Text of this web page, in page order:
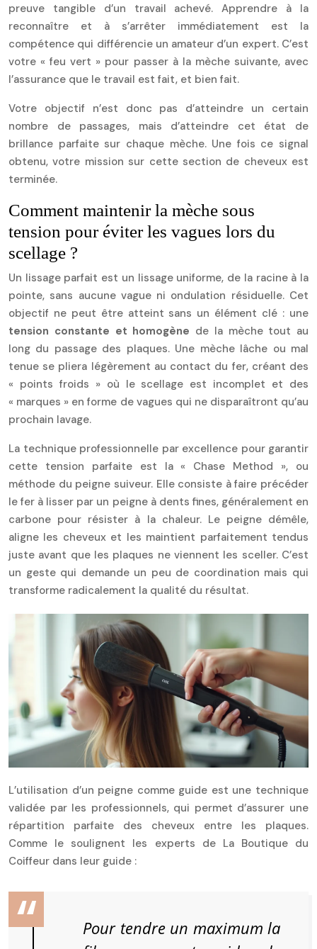
preuve tangible d’un travail achevé. Apprendre à la
reconnaître et à s’arrêter immédiatement est la
compétence qui différencie un amateur d’un expert. C’est
votre « feu vert » pour passer à la mèche suivante, avec
l’assurance que le travail est fait, et bien fait.
Votre objectif n’est donc pas d’atteindre un certain
nombre de passages, mais d’atteindre cet état de
brillance parfaite sur chaque mèche. Une fois ce signal
obtenu, votre mission sur cette section de cheveux est
terminée.
Comment maintenir la mèche sous
tension pour éviter les vagues lors du
scellage ?
Un lissage parfait est un lissage uniforme, de la racine à la
pointe, sans aucune vague ni ondulation résiduelle. Cet
objectif ne peut être atteint sans un élément clé : une
tension constante et homogène de la mèche tout au
long du passage des plaques. Une mèche lâche ou mal
tenue se pliera légèrement au contact du fer, créant des
« points froids » où le scellage est incomplet et des
« marques » en forme de vagues qui ne disparaîtront qu’au
prochain lavage.
La technique professionnelle par excellence pour garantir
cette tension parfaite est la « Chase Method », ou
méthode du peigne suiveur. Elle consiste à faire précéder
le fer à lisser par un peigne à dents fines, généralement en
carbone pour résister à la chaleur. Le peigne démêle,
aligne les cheveux et les maintient parfaitement tendus
juste avant que les plaques ne viennent les sceller. C’est
un geste qui demande un peu de coordination mais qui
transforme radicalement la qualité du résultat.
L’utilisation d’un peigne comme guide est une technique
validée par les professionnels, qui permet d’assurer une
répartition parfaite des cheveux entre les plaques.
Comme le soulignent les experts de La Boutique du
Coiffeur dans leur guide :
Pour tendre un maximum la